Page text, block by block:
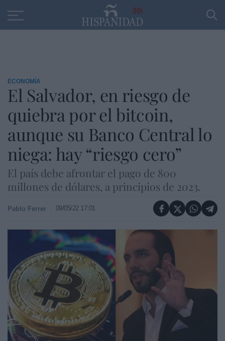
30
ECONOMÍA
El Salvador, en riesgo de
quiebra por el bitcoin,
aunque su Banco Central lo
niega: hay “riesgo cero”
El país debe afrontar el pago de 800
millones de dólares, a principios de 2023.
Pablo Ferrer 09/05/22 17:01